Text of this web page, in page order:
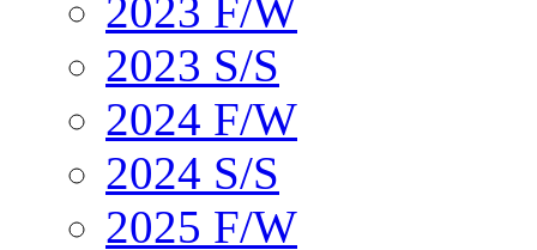
2023 F/W
2023 S/S
2024 F/W
2024 S/S
2025 F/W